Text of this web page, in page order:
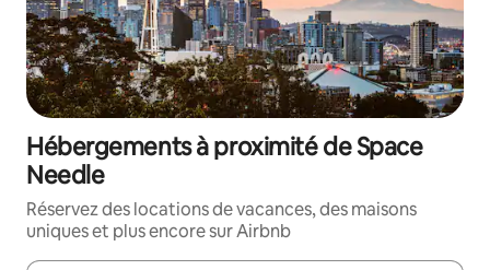
Hébergements à proximité de Space
Needle
Réservez des locations de vacances, des maisons
uniques et plus encore sur Airbnb